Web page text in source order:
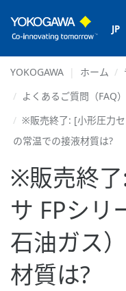
JP
YOKOGAWA ホーム
よくあるご質問（FAQ）
※販売終了: [小形圧力セ
の常温での接液材質は?
※販売終
サ FPシリ
石油ガス
材質は?